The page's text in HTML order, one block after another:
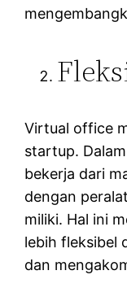
Virtual office
startup.
bekerja dari
dengan
miliki. Hal ini
lebih fleksibel
dan